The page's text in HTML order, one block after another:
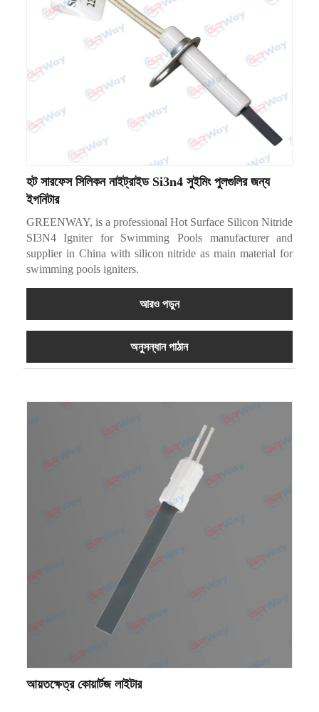
হট সারফেস সিলিকন নাইট্রাইড Si3n4 সুইমিং পুলগুলির জন্য
ইগনিটার
GREENWAY, is a professional Hot Surface Silicon Nitride
SI3N4 Igniter for Swimming Pools manufacturer and
supplier in China with silicon nitride as main material for
swimming pools igniters.
আরও পড়ুন
অনুসন্ধান পাঠান
আয়তক্ষেত্র কোয়ার্টজ লাইটার